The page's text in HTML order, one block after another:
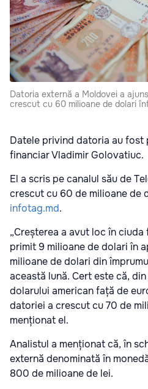
Datoria externă a Moldovei a
crescut cu 60 milioane de dolari
Datele privind datoria au fost
financiar Vladimir Golovatiuc.
El a scris pe canalul său de
crescut cu 60 de milioane de
infotag.md.
„Creșterea a avut loc în
primit 9 milioane de dolari în
milioane de dolari din
această lună. Cert este că,
dolarului american față de
datoriei a crescut cu 70 de
menționat el.
Analistul a menționat că, în
externă denominată în
800 de milioane de lei.